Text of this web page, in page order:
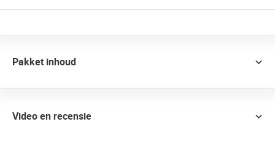
Pakket inhoud
Video en recensie